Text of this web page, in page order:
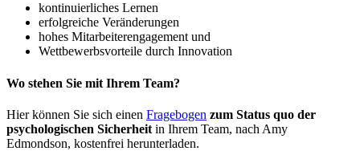
kontinuierliches Lernen
erfolgreiche Veränderungen
hohes Mitarbeiterengagement und
Wettbewerbsvorteile durch Innovation
Wo stehen Sie mit Ihrem Team?
Hier können Sie sich einen Fragebogen zum Status quo der
psychologischen Sicherheit in Ihrem Team, nach Amy
Edmondson, kostenfrei herunterladen.